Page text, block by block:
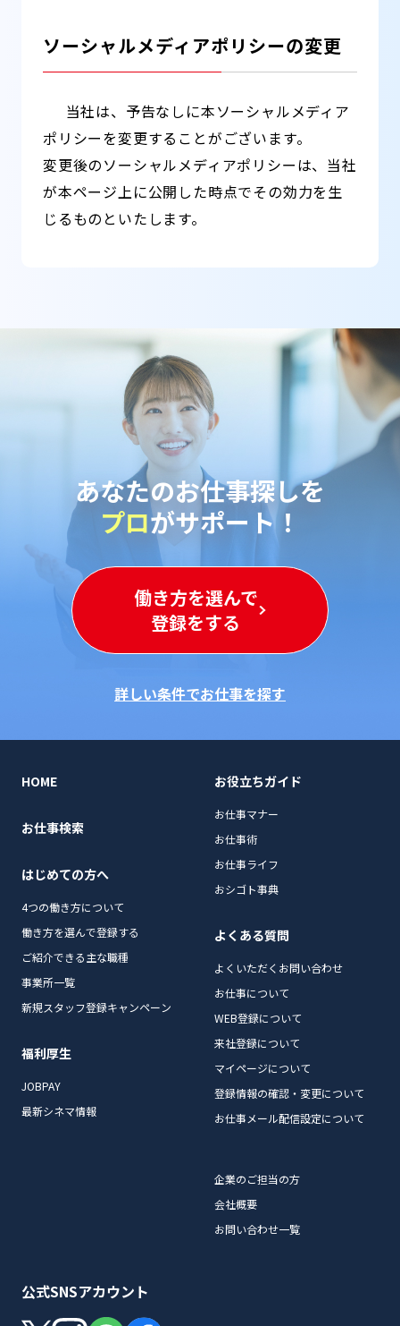
ソーシャルメディアポリシーの変更
当社は、予告なしに本ソーシャルメディア
ポリシーを変更することがございます。
変更後のソーシャルメディアポリシーは、当社
が本ページ上に公開した時点でその効力を生
じるものといたします。
あなたのお仕事探しを
プロがサポート！
働き方を選んで
登録をする
詳しい条件でお仕事を探す
HOME
お仕事検索
はじめての方へ
4つの働き方について
働き方を選んで登録する
ご紹介できる主な職種
事業所一覧
新規スタッフ登録キャンペーン
福利厚生
JOBPAY
最新シネマ情報
お役立ちガイド
お仕事マナー
お仕事術
お仕事ライフ
おシゴト事典
よくある質問
よくいただくお問い合わせ
お仕事について
WEB登録について
来社登録について
マイページについて
登録情報の確認・変更について
お仕事メール配信設定について
企業のご担当の方
会社概要
お問い合わせ一覧
公式SNSアカウント